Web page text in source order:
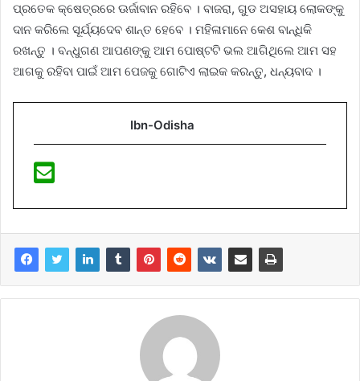
ପ୍ରତେକ କ୍ଷେତ୍ରରେ ଊର୍ଜାବାନ ରହିବେ । ବାଜରା, ଗୁଡ ଅସହାୟ ଲୋକଙ୍କୁ
ଦାନ କରିଲେ ସୂର୍ଯ୍ୟଦେବ ଶାନ୍ତ ହେବେ । ମହିଳାମାନେ କେଶ ବାନ୍ଧିକି
ରଖନ୍ତୁ । ବନ୍ଧୁଗଣ ଆପଣଙ୍କୁ ଆମ ପୋଷ୍ଟଟି ଭଲ ଆଗିଥିଲେ ଆମ ସହ
ଆଗକୁ ରହିବା ପାଇଁ ଆମ ପେଜକୁ ଗୋଟିଏ ଲାଇକ କରନ୍ତୁ, ଧନ୍ୟବାଦ ।
Ibn-Odisha